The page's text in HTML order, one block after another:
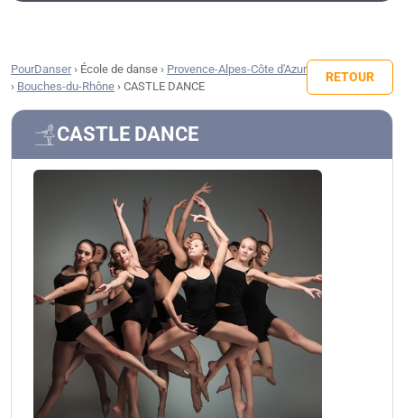
PourDanser› École de danse › Provence-Alpes-Côte d'Azur
› Bouches-du-Rhône › CASTLE DANCE
RETOUR
CASTLE DANCE